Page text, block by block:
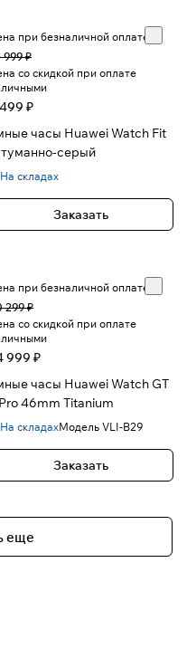
при безналичной оплате
999 ₽
со скидкой при оплате
₽
часы Huawei Watch Fit
туманно-серый
На складах
Заказать
при безналичной оплате
299 ₽
со скидкой при оплате
999 ₽
часы Huawei Watch GT
46mm Titanium
На складахМодель VLI-B29
Заказать
еще